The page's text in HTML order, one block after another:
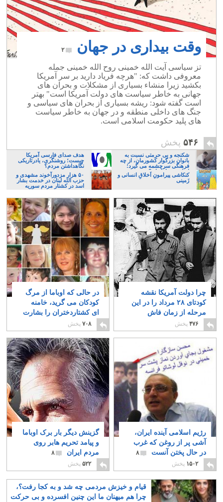
وقت بیداری در جهان ۲
تز سیاسی آیت الله خمینی روح الله خمینی جمله
معروفی داشت که: "هرچه فریاد دارید بر سر آمریکا
بکشید زیرا منشاء بسیاری از مشکلات و بحران های
جهانی به خاطر سیاست های دولت آمریکا است" بهتر
است گفته شود: ریشه بسیاری از بحران های سیاسی و
جنگ های داخلی منطقه و در جهان به خاطر سیاست
های پلید حکومت اسلامی است.
۵۴۶ پخش
شکنجه و بی حرمتی نسبت به
بانوان بزرگوار کشورمان، از چه
فرهنگی سرچشمه می گیرد؛
ایرانی، و یا تازیان؟
هدف صدای فارسی آمریکا
چیست؛ روشنگری، یادرتاریکی
نگاهداشتن مردم؟
کنکاشی پیرامونِ اَخلاقِ انسانی و
زَمینی
۵۰ هزار مزدورآخوند مشهدی و
حزب الله لبنان در خدمت بشار
اسد در کشتار مردم سوریه
چرا دولت آمریکا نقشه
کودتای ۲۸ مرداد را در این
مرحله از زمان فاش
ساخت؟
۴۷۶ پخش
در حالی که اوباما از مرگ
کودکان می گرید، خامنه
ای کشتاردختران را بشارت
اللهی می داند
۷۰۸ پخش
رژیم اسلامی آینده ایران،
آشی پر از روغن که غرب
در حال پختن آنست
۸
۱۵۰۲ پخش
گزینش دیگر بار برک اوباما
و پیامد تحریم هابر روی
مردم ایران
۸
۵۲۲ پخش
قیام و خیزش مردمی چه شد و به کجا رفت؟،
چرا هم میهنان ما این چنین افسرده و بی حرکت